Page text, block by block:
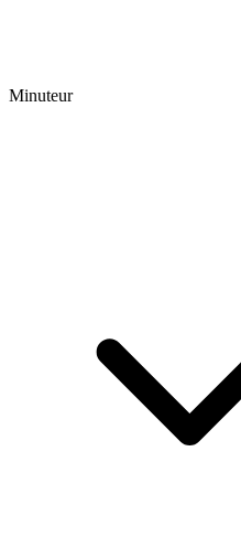
Minuteur